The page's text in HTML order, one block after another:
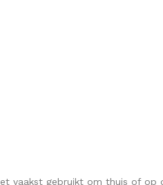
vaakst gebruikt om thuis of op